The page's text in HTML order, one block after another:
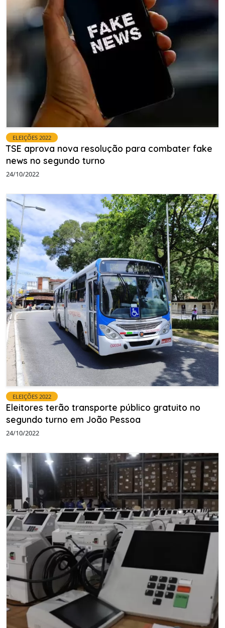
ELEIÇÕES 2022
TSE aprova nova resolução para combater fake
news no segundo turno
24/10/2022
ELEIÇÕES 2022
Eleitores terão transporte público gratuito no
segundo turno em João Pessoa
24/10/2022